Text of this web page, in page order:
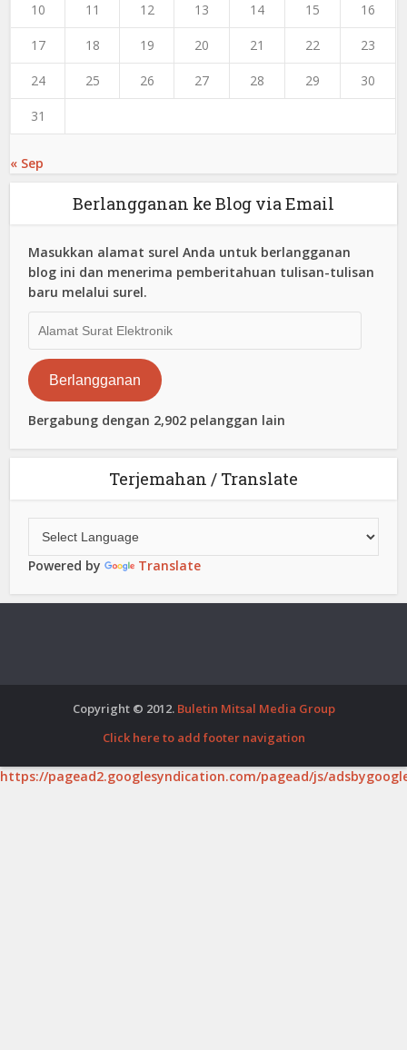
10 11 12 13 14 15 16
17 18 19 20 21 22 23
24 25 26 27 28 29 30
31
« Sep
Berlangganan ke Blog via Email
Masukkan alamat surel Anda untuk berlangganan
blog ini dan menerima pemberitahuan tulisan-tulisan
baru melalui surel.
Surat
Elektronik
Berlangganan
Bergabung dengan 2,902 pelanggan lain
Terjemahan / Translate
Powered by Translate
Copyright © 2012. Buletin Mitsal Media Group
Click here to add footer navigation
https://pagead2.googlesyndication.com/pagead/js/